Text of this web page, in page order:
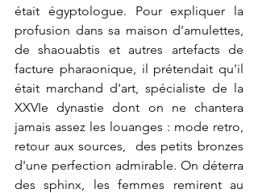
était égyptologue. Pour expliquer la
profusion dans sa maison d'amulettes,
de shaouabtis et autres artefacts de
facture pharaonique, il prétendait qu'il
était marchand d'art, spécialiste de la
XXVIe dynastie dont on ne chantera
jamais assez les louanges : mode retro,
retour aux sources,  des petits bronzes
d'une perfection admirable. On déterra
des sphinx, les femmes remirent au